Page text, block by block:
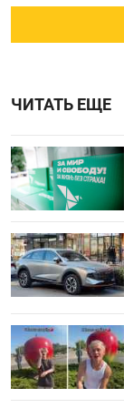
ЧИТАТЬ ЕЩЕ